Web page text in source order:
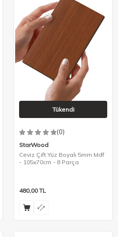
Tükendi
(0)
StarWood
Ceviz Çift Yüz Boyalı 5mm Mdf
- 105x70cm - 8 Parça
480,00TL